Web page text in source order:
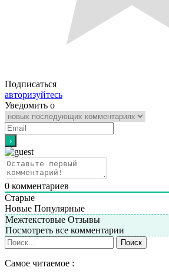
Подписаться
авторизуйтесь
Уведомить о
0 комментариев
Старые
Новые Популярные
Межтекстовые Отзывы
Посмотреть все комментарии
Самое читаемое :